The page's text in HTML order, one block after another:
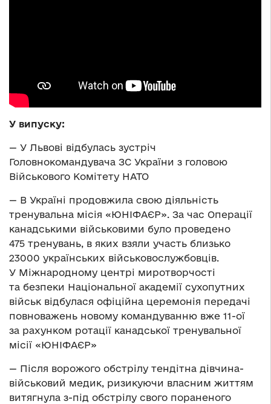
У випуску:
— У Львові відбулась зустріч
Головнокомандувача ЗС України з головою
Військового Комітету НАТО
— В Україні продовжила свою діяльність
тренувальна місія «ЮНІФАЄР». За час Операції
канадськими військовими було проведено
475 тренувань, в яких взяли участь близько
23000 українських військовослужбовців.
У Міжнародному центрі миротворчості
та безпеки Національної академії сухопутних
військ відбулася офіційна церемонія передачі
повноважень новому командуванню вже 11-ої
за рахунком ротації канадської тренувальної
місії «ЮНІФАЄР»
— Після ворожого обстрілу тендітна дівчина-
військовий медик, ризикуючи власним життям
витягнула з-під обстрілу свого пораненого